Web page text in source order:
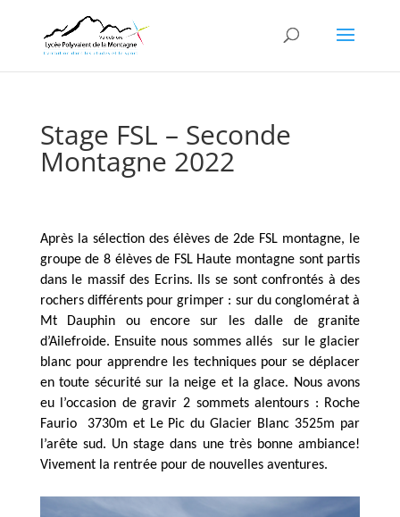
Stage FSL – Seconde
Montagne 2022
Après la sélection des élèves de 2de FSL montagne, le
groupe de 8 élèves de FSL Haute montagne sont partis
dans le massif des Ecrins. Ils se sont confrontés à des
rochers différents pour grimper : sur du conglomérat à
Mt Dauphin ou encore sur les dalle de granite
d’Ailefroide. Ensuite nous sommes allés sur le glacier
blanc pour apprendre les techniques pour se déplacer
en toute sécurité sur la neige et la glace. Nous avons
eu l’occasion de gravir 2 sommets alentours : Roche
Faurio 3730m et Le Pic du Glacier Blanc 3525m par
l’arête sud. Un stage dans une très bonne ambiance!
Vivement la rentrée pour de nouvelles aventures.